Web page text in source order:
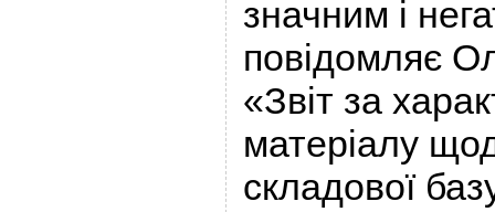
значним і
повідомляє
«Звіт за
матеріалу
складової